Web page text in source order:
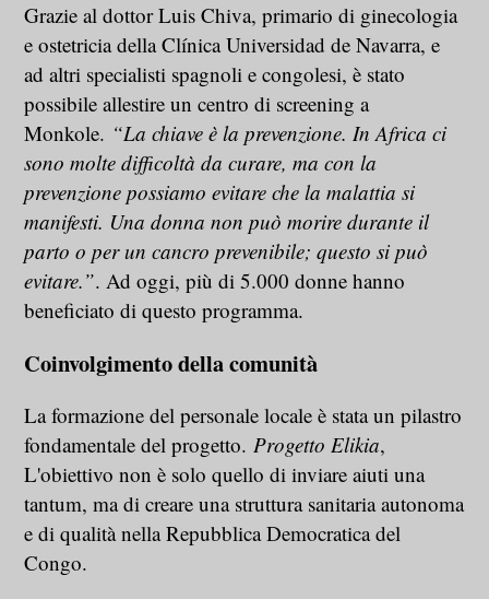
Grazie al dottor Luis Chiva, primario di ginecologia
e ostetricia della Clínica Universidad de Navarra, e
ad altri specialisti spagnoli e congolesi, è stato
possibile allestire un centro di screening a
Monkole. “La chiave è la prevenzione. In Africa ci
sono molte difficoltà da curare, ma con la
prevenzione possiamo evitare che la malattia si
manifesti. Una donna non può morire durante il
parto o per un cancro prevenibile; questo si può
evitare.”. Ad oggi, più di 5.000 donne hanno
beneficiato di questo programma.
Coinvolgimento della comunità
La formazione del personale locale è stata un pilastro
fondamentale del progetto.Progetto Elikia,
L'obiettivo non è solo quello di inviare aiuti una
tantum, ma di creare una struttura sanitaria autonoma
e di qualità nella Repubblica Democratica del
Congo.